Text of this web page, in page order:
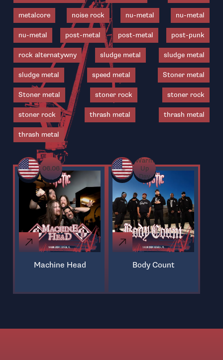
metalcore noise rock nu-metal nu-metal
nu-metal post-metal post-metal post-punk
rock alternatywny sludge metal sludge metal
sludge metal speed metal Stoner metal
Stoner metal stoner rock stoner rock
stoner rock thrash metal thrash metal
thrash metal
06.06
Machine Head
Warm
Up
Day
Body Count